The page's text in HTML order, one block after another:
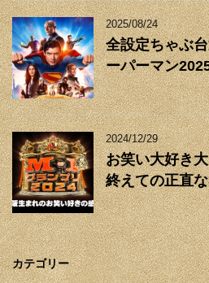
2025/08/24
全設定ちゃぶ
ーパーマン
2024/12/29
お笑い大好き
終えての正直
カテゴリー